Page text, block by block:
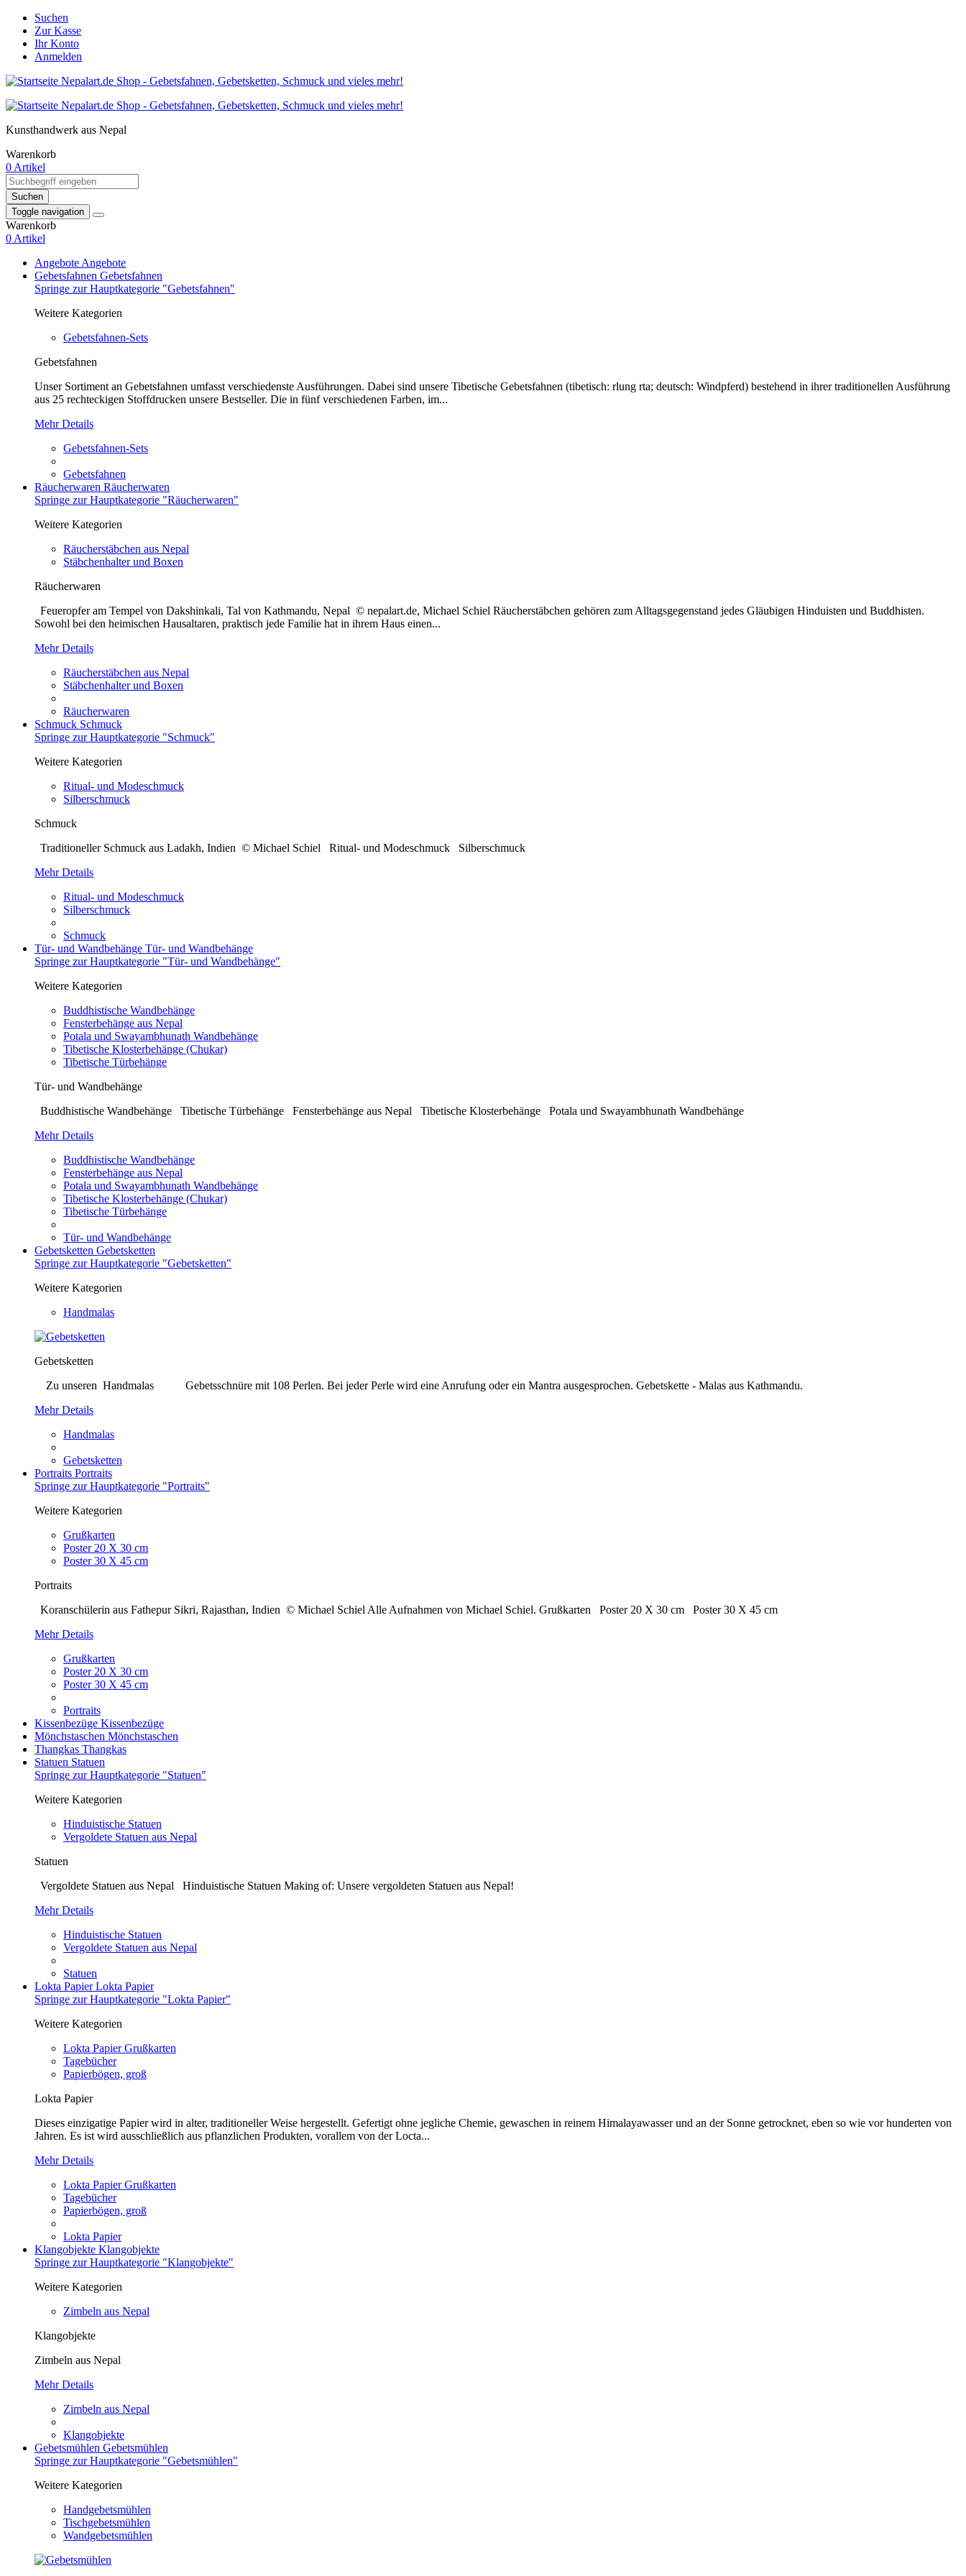
Suchen
Zur Kasse
Ihr Konto
Anmelden
Kunsthandwerk aus Nepal
Warenkorb
0 Artikel
Suchen
Toggle navigation
Warenkorb
0 Artikel
Angebote Angebote
Gebetsfahnen Gebetsfahnen
Springe zur Hauptkategorie "Gebetsfahnen"
Weitere Kategorien
Gebetsfahnen-Sets
Gebetsfahnen
Unser Sortiment an Gebetsfahnen umfasst verschiedenste Ausführungen. Dabei sind unsere Tibetische Gebetsfahnen (tibetisch: rlung rta; deutsch: Windpferd) bestehend in ihrer traditionellen Ausführung
aus 25 rechteckigen Stoffdrucken unsere Bestseller. Die in fünf verschiedenen Farben, im...
Mehr Details
Gebetsfahnen-Sets
Gebetsfahnen
Räucherwaren Räucherwaren
Springe zur Hauptkategorie "Räucherwaren"
Weitere Kategorien
Räucherstäbchen aus Nepal
Stäbchenhalter und Boxen
Räucherwaren
Feueropfer am Tempel von Dakshinkali, Tal von Kathmandu, Nepal © nepalart.de, Michael Schiel Räucherstäbchen gehören zum Alltagsgegenstand jedes Gläubigen Hinduisten und Buddhisten.
Sowohl bei den heimischen Hausaltaren, praktisch jede Familie hat in ihrem Haus einen...
Mehr Details
Räucherstäbchen aus Nepal
Stäbchenhalter und Boxen
Räucherwaren
Schmuck Schmuck
Springe zur Hauptkategorie "Schmuck"
Weitere Kategorien
Ritual- und Modeschmuck
Silberschmuck
Schmuck
Traditioneller Schmuck aus Ladakh, Indien © Michael Schiel Ritual- und Modeschmuck Silberschmuck
Mehr Details
Ritual- und Modeschmuck
Silberschmuck
Schmuck
Tür- und Wandbehänge Tür- und Wandbehänge
Springe zur Hauptkategorie "Tür- und Wandbehänge"
Weitere Kategorien
Buddhistische Wandbehänge
Fensterbehänge aus Nepal
Potala und Swayambhunath Wandbehänge
Tibetische Klosterbehänge (Chukar)
Tibetische Türbehänge
Tür- und Wandbehänge
Buddhistische Wandbehänge Tibetische Türbehänge Fensterbehänge aus Nepal Tibetische Klosterbehänge Potala und Swayambhunath Wandbehänge
Mehr Details
Buddhistische Wandbehänge
Fensterbehänge aus Nepal
Potala und Swayambhunath Wandbehänge
Tibetische Klosterbehänge (Chukar)
Tibetische Türbehänge
Tür- und Wandbehänge
Gebetsketten Gebetsketten
Springe zur Hauptkategorie "Gebetsketten"
Weitere Kategorien
Handmalas
Gebetsketten
Zu unseren Handmalas Gebetsschnüre mit 108 Perlen. Bei jeder Perle wird eine Anrufung oder ein Mantra ausgesprochen. Gebetskette - Malas aus Kathmandu.
Mehr Details
Handmalas
Gebetsketten
Portraits Portraits
Springe zur Hauptkategorie "Portraits"
Weitere Kategorien
Grußkarten
Poster 20 X 30 cm
Poster 30 X 45 cm
Portraits
Koranschülerin aus Fathepur Sikri, Rajasthan, Indien © Michael Schiel Alle Aufnahmen von Michael Schiel. Grußkarten Poster 20 X 30 cm Poster 30 X 45 cm
Mehr Details
Grußkarten
Poster 20 X 30 cm
Poster 30 X 45 cm
Portraits
Kissenbezüge Kissenbezüge
Mönchstaschen Mönchstaschen
Thangkas Thangkas
Statuen Statuen
Springe zur Hauptkategorie "Statuen"
Weitere Kategorien
Hinduistische Statuen
Vergoldete Statuen aus Nepal
Statuen
Vergoldete Statuen aus Nepal Hinduistische Statuen Making of: Unsere vergoldeten Statuen aus Nepal!
Mehr Details
Hinduistische Statuen
Vergoldete Statuen aus Nepal
Statuen
Lokta PapierLokta Papier
Springe zur Hauptkategorie "Lokta Papier"
Weitere Kategorien
Lokta Papier Grußkarten
Tagebücher
Papierbögen, groß
Lokta Papier
Dieses einzigatige Papier wird in alter, traditioneller Weise hergestellt. Gefertigt ohne jegliche Chemie, gewaschen in reinem Himalayawasser und an der Sonne getrocknet, eben so wie vor hunderten von
Jahren. Es ist wird ausschließlich aus pflanzlichen Produkten, vorallem von der Locta...
Mehr Details
Lokta Papier Grußkarten
Tagebücher
Papierbögen, groß
Lokta Papier
Klangobjekte Klangobjekte
Springe zur Hauptkategorie "Klangobjekte"
Weitere Kategorien
Zimbeln aus Nepal
Klangobjekte
Zimbeln aus Nepal
Mehr Details
Zimbeln aus Nepal
Klangobjekte
Gebetsmühlen Gebetsmühlen
Springe zur Hauptkategorie "Gebetsmühlen"
Weitere Kategorien
Handgebetsmühlen
Tischgebetsmühlen
Wandgebetsmühlen